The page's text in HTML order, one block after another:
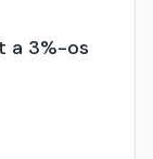
a 3%-os